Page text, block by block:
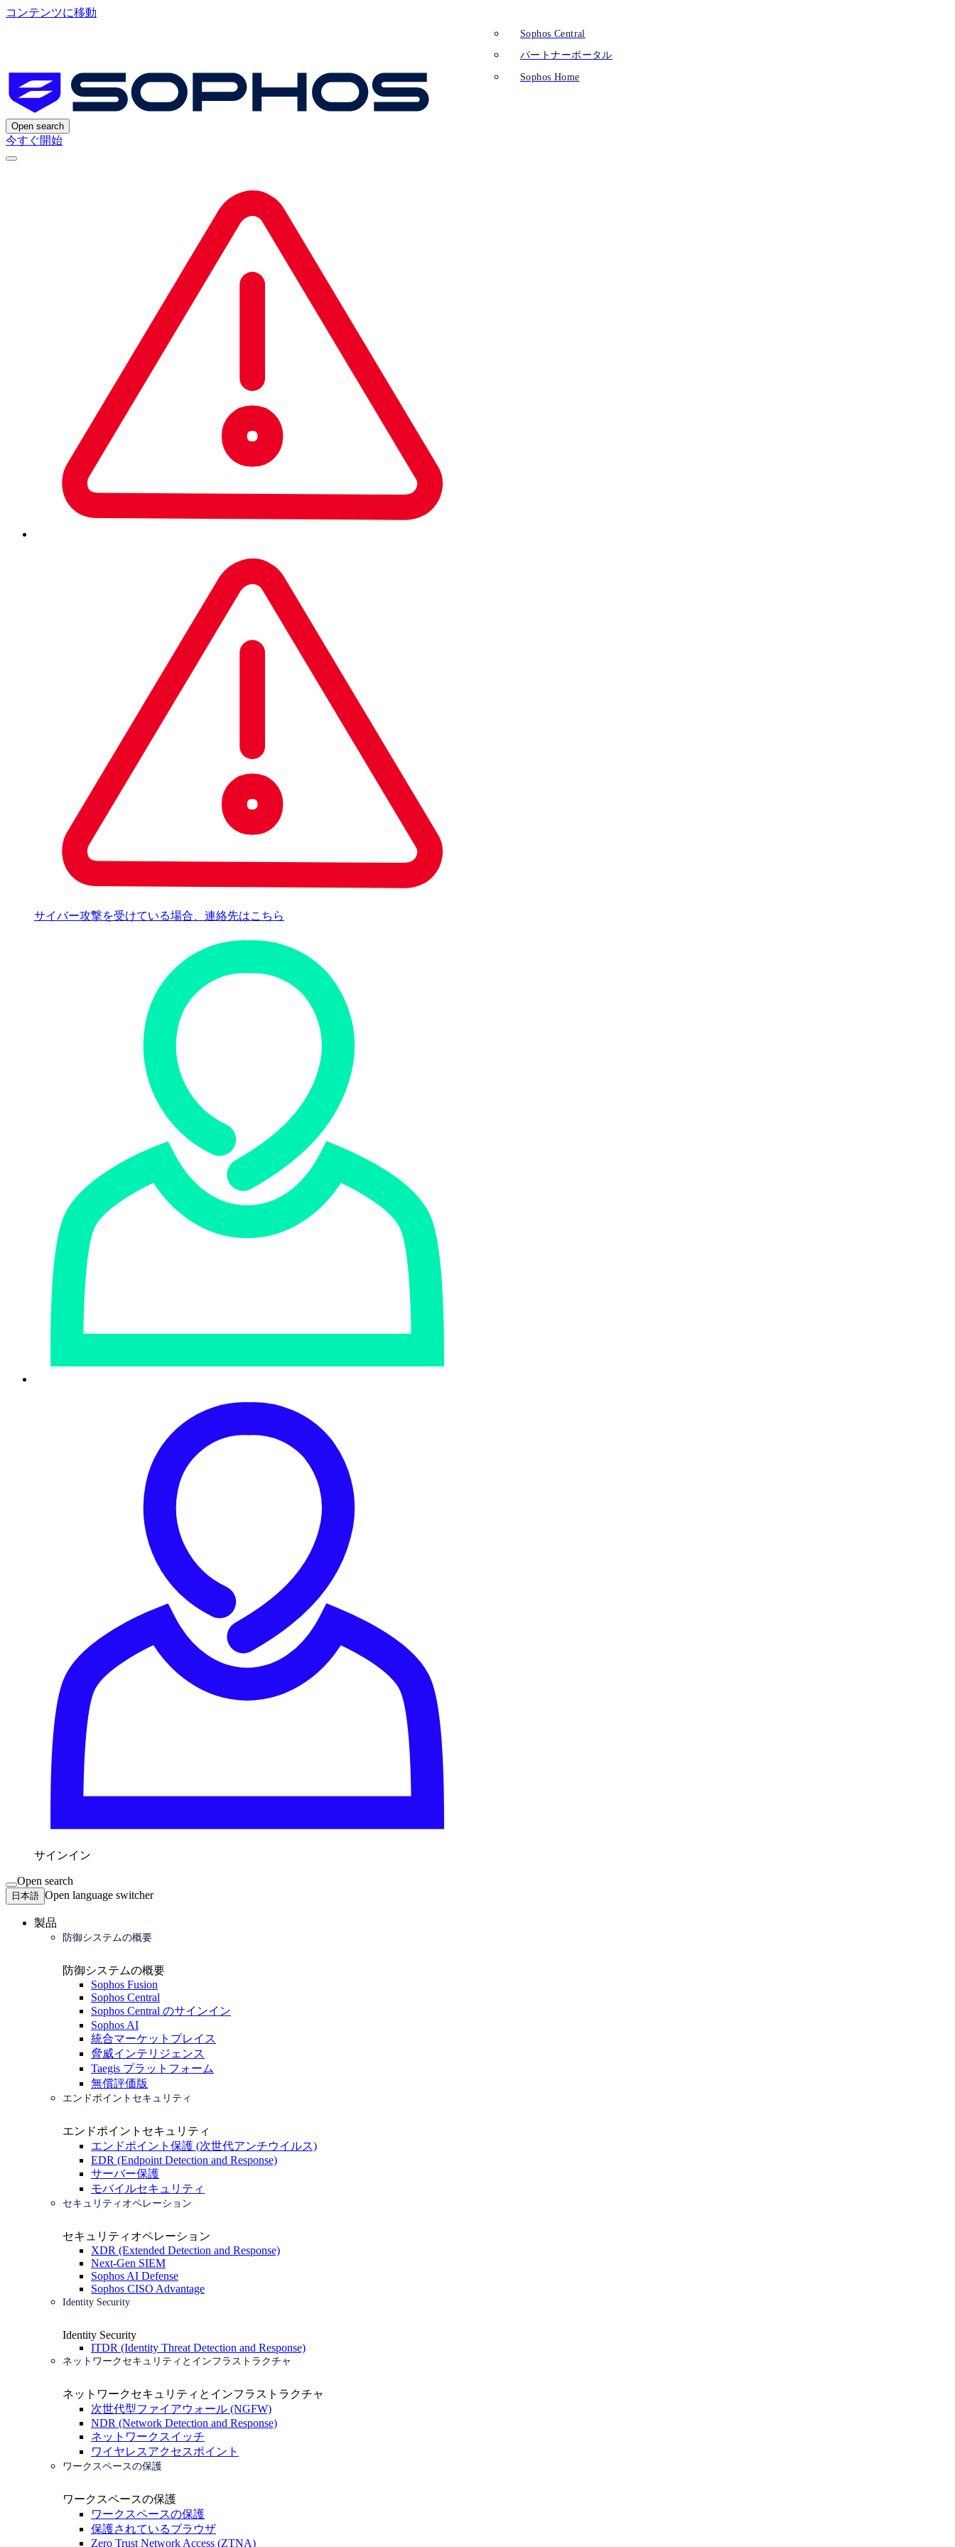
コンテンツに移動
Open search
今すぐ開始
サイバー攻撃を受けている場合、連絡先はこちら
サインイン
Sophos Central
パートナーポータル
Sophos Home
Open search
日本語 Open language switcher
製品
防御システムの概要
防御システムの概要
Sophos Fusion
Sophos Central
Sophos Central のサインイン
Sophos AI
統合マーケットプレイス
脅威インテリジェンス
Taegis プラットフォーム
無償評価版
エンドポイントセキュリティ
エンドポイントセキュリティ
エンドポイント保護 (次世代アンチウイルス)
EDR (Endpoint Detection and Response)
サーバー保護
モバイルセキュリティ
セキュリティオペレーション
セキュリティオペレーション
XDR (Extended Detection and Response)
Next-Gen SIEM
Sophos AI Defense
Sophos CISO Advantage
Identity Security
Identity Security
ITDR (Identity Threat Detection and Response)
ネットワークセキュリティとインフラストラクチャ
ネットワークセキュリティとインフラストラクチャ
次世代型ファイアウォール (NGFW)
NDR (Network Detection and Response)
ネットワークスイッチ
ワイヤレスアクセスポイント
ワークスペースの保護
ワークスペースの保護
ワークスペースの保護
保護されているブラウザ
Zero Trust Network Access (ZTNA)